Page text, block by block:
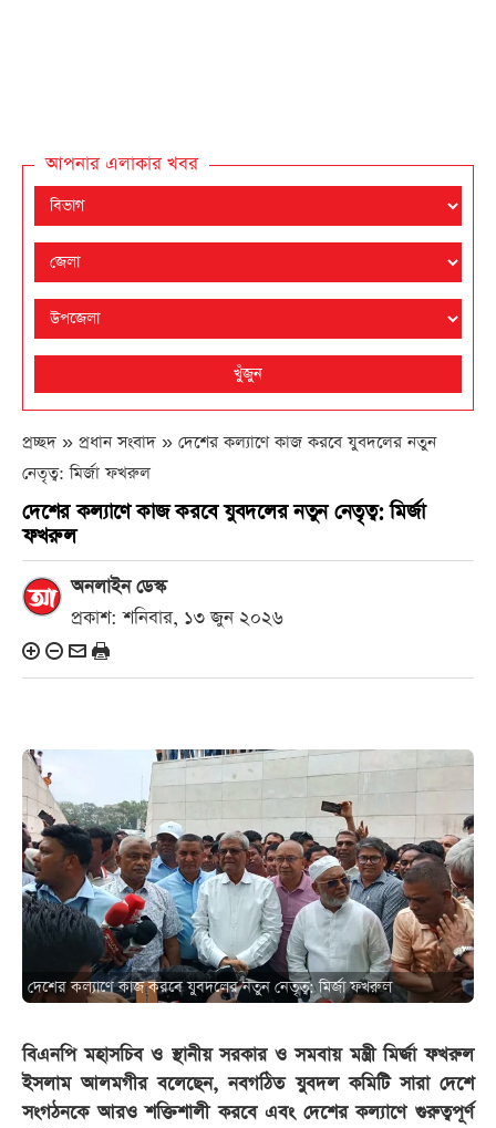
আপনার এলাকার খবর
খুঁজুন
প্রচ্ছদ » প্রধান সংবাদ » দেশের কল্যাণে কাজ করবে যুবদলের নতুন
নেতৃত্ব: মির্জা ফখরুল
দেশের কল্যাণে কাজ করবে যুবদলের নতুন নেতৃত্ব: মির্জা
ফখরুল
অনলাইন ডেস্ক
প্রকাশ: শনিবার, ১৩ জুন ২০২৬
দেশের কল্যাণে কাজ করবে যুবদলের নতুন নেতৃত্ব: মির্জা ফখরুল
বিএনপি মহাসচিব ও স্থানীয় সরকার ও সমবায় মন্ত্রী মির্জা ফখরুল
ইসলাম আলমগীর বলেছেন, নবগঠিত যুবদল কমিটি সারা দেশে
সংগঠনকে আরও শক্তিশালী করবে এবং দেশের কল্যাণে গুরুত্বপূর্ণ